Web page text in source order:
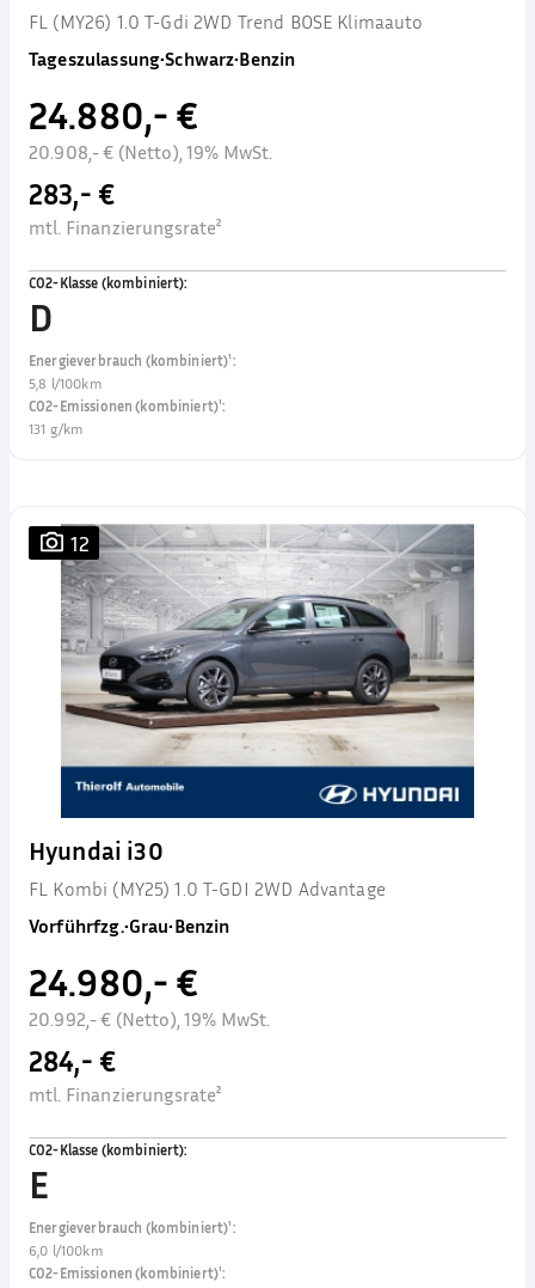
FL (MY26) 1.0 T-Gdi 2WD Trend BOSE Klimaauto
Tageszulassung•Schwarz•Benzin
24.880,- €
20.908,- € (Netto), 19% MwSt.
283,- €
mtl. Finanzierungsrate²
CO2-Klasse (kombiniert):
D
Energieverbrauch (kombiniert)¹:
5,8 l/100km
CO2-Emissionen (kombiniert)¹:
131 g/km
12
Hyundai i30
FL Kombi (MY25) 1.0 T-GDI 2WD Advantage
Vorführfzg.•Grau•Benzin
24.980,- €
20.992,- € (Netto), 19% MwSt.
284,- €
mtl. Finanzierungsrate²
CO2-Klasse (kombiniert):
E
Energieverbrauch (kombiniert)¹:
6,0 l/100km
CO2-Emissionen (kombiniert)¹: